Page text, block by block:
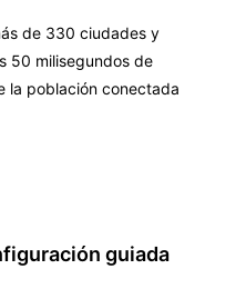
de 330 ciudades y
50 milisegundos de
la población conectada
guiada